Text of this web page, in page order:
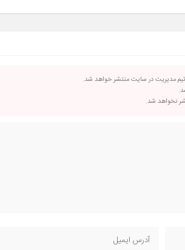
مدیریت در سایت منتشر خواهد شد.
نخواهد شد.